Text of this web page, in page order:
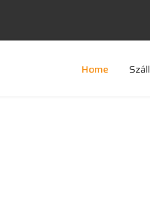
Home